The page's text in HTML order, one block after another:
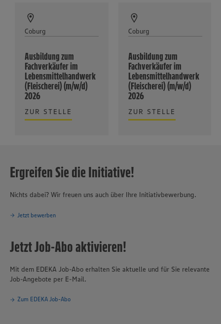
Coburg
Ausbildung zum
Fachverkäufer im
Lebensmittelhandwerk
(Fleischerei) (m/w/d)
2026
ZUR STELLE
Coburg
Ausbildung zum
Fachverkäufer im
Lebensmittelhandwerk
(Fleischerei) (m/w/d)
2026
ZUR STELLE
Ergreifen Sie die Initiative!
Nichts dabei? Wir freuen uns auch über Ihre Initiativbewerbung.
Jetzt bewerben
Jetzt Job-Abo aktivieren!
Mit dem EDEKA Job-Abo erhalten Sie aktuelle und für Sie relevante
Job-Angebote per E-Mail.
Zum EDEKA Job-Abo